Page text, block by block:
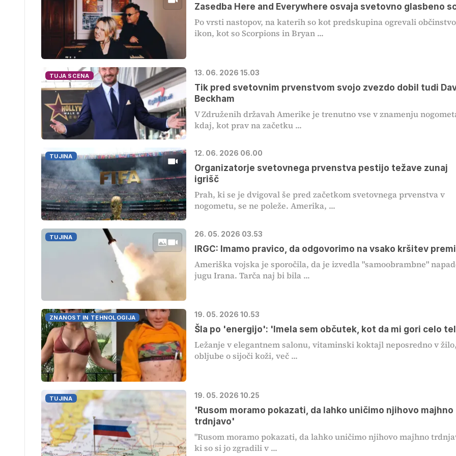
Zasedba Here and Everywhere osvaja svetovno glasbeno
Po vrsti nastopov, na katerih so kot predskupina ogrevali občinstvo
ikon, kot so Scorpions in Bryan ...
TUJA SCENA 13. 06. 2026 15.03
Tik pred svetovnim prvenstvom svojo zvezdo dobil tudi
Beckham
V Združenih državah Amerike je trenutno vse v znamenju
kdaj, kot prav na začetku ...
TUJINA 12. 06. 2026 06.00
Organizatorje svetovnega prvenstva pestijo težave zunaj
igrišč
Prah, ki se je dvigoval še pred začetkom svetovnega prvenstva v
nogometu, se ne poleže. Amerika, ...
TUJINA 26. 05. 2026 03.53
IRGC: Imamo pravico, da odgovorimo na vsako kršitev
Ameriška vojska je sporočila, da je izvedla "samoobrambne"
jugu Irana. Tarča naj bi bila ...
ZNANOST IN TEHNOLOGIJA 19. 05. 2026 10.53
Šla po 'energijo': 'Imela sem občutek, kot da mi gori celo
Ležanje v elegantnem salonu, vitaminski koktajl neposredno v žilo,
obljube o sijoči koži, več ...
TUJINA 19. 05. 2026 10.25
'Rusom moramo pokazati, da lahko uničimo njihovo majhno
trdnjavo'
"Rusom moramo pokazati, da lahko uničimo njihovo majhno
ki so si jo zgradili v ...